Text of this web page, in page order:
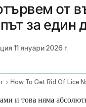
от
за един
11 януари 2026 г.
и това няма